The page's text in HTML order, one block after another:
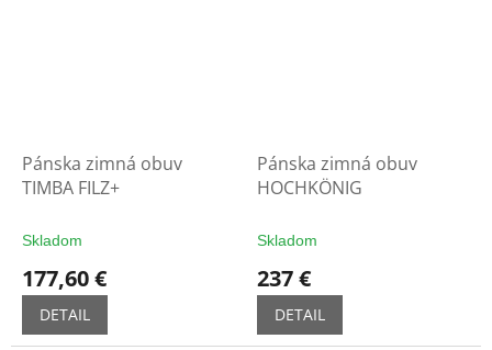
Pánska zimná obuv
TIMBA FILZ+
Skladom
177,60 €
DETAIL
Pánska zimná obuv
HOCHKÖNIG
Skladom
237 €
DETAIL